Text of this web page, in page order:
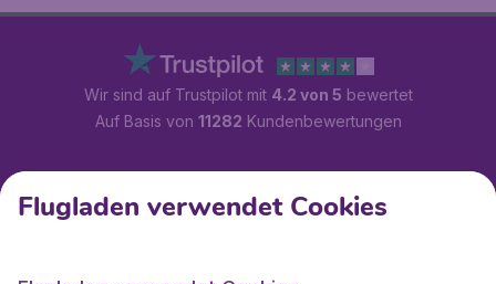
Wir sind auf Trustpilot mit 4.2 von 5 bewertet
Auf Basis von 11282 Kundenbewertungen
Kundenservice
Flugladen.at
Flugladen verwendet Cookies